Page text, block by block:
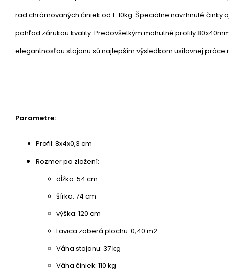
rad chrómovaných činiek od 1-10kg. Špeciálne navrhnuté činky
pohľad zárukou kvality. Predovšetkým mohutné profily
elegantnosťou stojanu sú najlepším výsledkom usilovnej práce
Parametre:
Profil: 8x4x0,3 cm
Rozmer po zložení:
dĺžka: 54 cm
šírka: 74 cm
výška: 120 cm
Lavica zaberá plochu: 0,40 m2
Váha stojanu: 37 kg
Váha činiek: 110 kg